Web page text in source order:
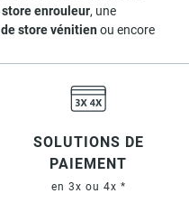
enrouleur, une
store vénitienou encore
enrouleurs, jour/nuit
SOLUTIONS DE
PAIEMENT
en 3x ou 4x *